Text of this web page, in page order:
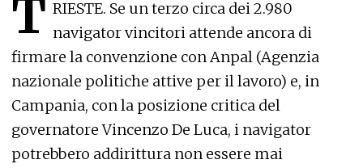
T RIESTE. Se un terzo circa dei 2.980
navigator vincitori attende ancora di
firmare la convenzione con Anpal (Agenzia
nazionale politiche attive per il lavoro) e, in
Campania, con la posizione critica del
governatore Vincenzo De Luca, i navigator
potrebbero addirittura non essere mai